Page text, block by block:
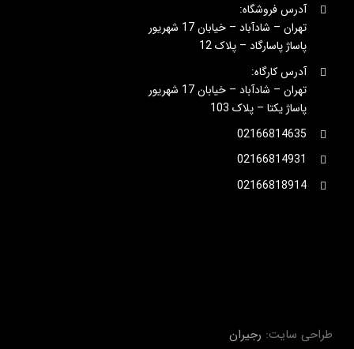
آدرس فروشگاه:
تهران – شادآباد – خیابان 17 شهریور
پاساژ پاسارگاد – پلاک 12
آدرس کارگاه:
تهران – شادآباد – خیابان 17 شهریور
پاساژ یکتا – پلاک 103
02166814635
02166814931
02166818914
طراحی سایت: رجیران